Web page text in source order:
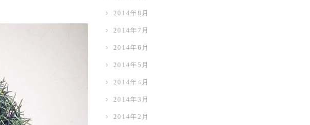
2014年8月
2014年7月
2014年6月
2014年5月
2014年4月
2014年3月
2014年2月